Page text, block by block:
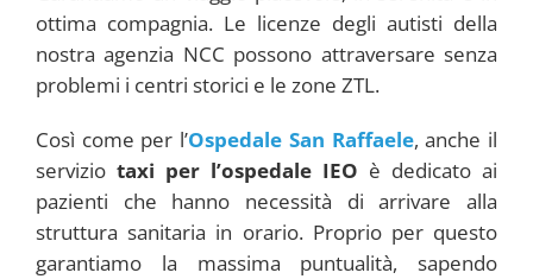
ottima compagnia. Le licenze degli autisti della
nostra agenzia NCC possono attraversare senza
problemi i centri storici e le zone ZTL.
Così come per l’Ospedale San Raffaele, anche il
servizio taxi per l’ospedale IEO è dedicato ai
pazienti che hanno necessità di arrivare alla
struttura sanitaria in orario. Proprio per questo
garantiamo la massima puntualità, sapendo